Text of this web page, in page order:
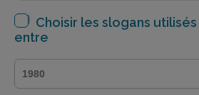
Choisir les slogans
entre